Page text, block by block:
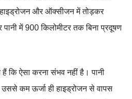
हाइड्रोजन और ऑक्सीजन में तोड़कर
में 900 किलोमीटर तक बिना प्रदूषण
हैं कि ऐसा करना संभव नहीं है। पानी
उससे कम ऊर्जा ही हाइड्रोजन से वापस